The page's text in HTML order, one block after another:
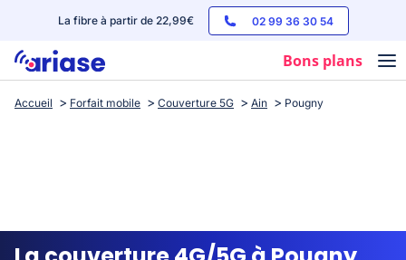
La fibre à partir de 22,99€ 02 99 36 30 54
Bons plans
Box internet
Streaming
Accueil Forfait mobile Couverture 5G Ain Pougny